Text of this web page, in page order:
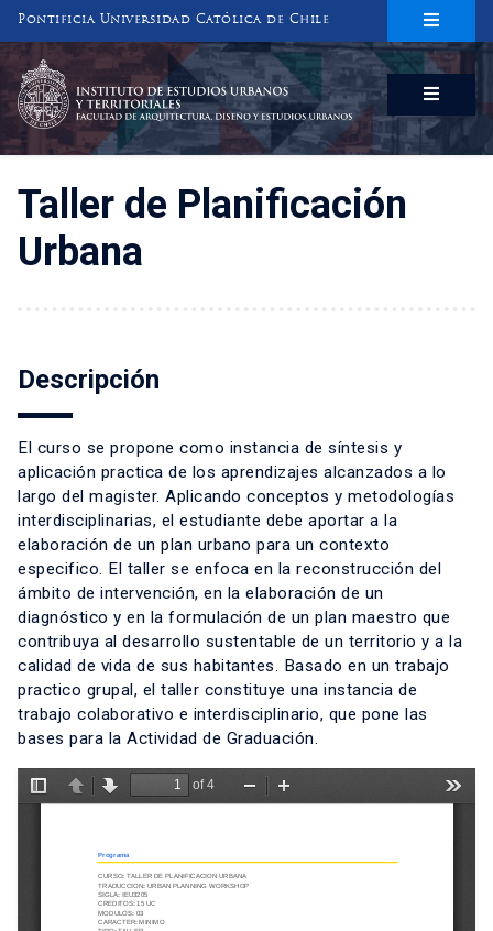
Pontificia Universidad Católica de Chile
INSTITUTO DE ESTUDIOS URBANOS
Y TERRITORIALES
FACULTAD DE ARQUITECTURA, DISEÑO Y ESTUDIOS URBANOS
Taller de Planificación
Urbana
Descripción
El curso se propone como instancia de síntesis y
aplicación practica de los aprendizajes alcanzados a lo
largo del magister. Aplicando conceptos y metodologías
interdisciplinarias, el estudiante debe aportar a la
elaboración de un plan urbano para un contexto
especifico. El taller se enfoca en la reconstrucción del
ámbito de intervención, en la elaboración de un
diagnóstico y en la formulación de un plan maestro que
contribuya al desarrollo sustentable de un territorio y a la
calidad de vida de sus habitantes. Basado en un trabajo
practico grupal, el taller constituye una instancia de
trabajo colaborativo e interdisciplinario, que pone las
bases para la Actividad de Graduación.